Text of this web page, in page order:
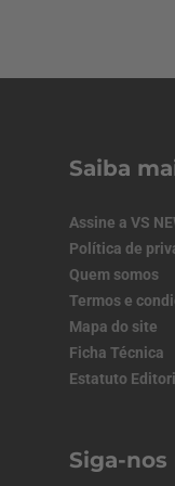
Saiba
Assine a VS
Política de
Quem somos
Termos e
Mapa do site
Ficha Técnica
Estatuto
Siga-nos